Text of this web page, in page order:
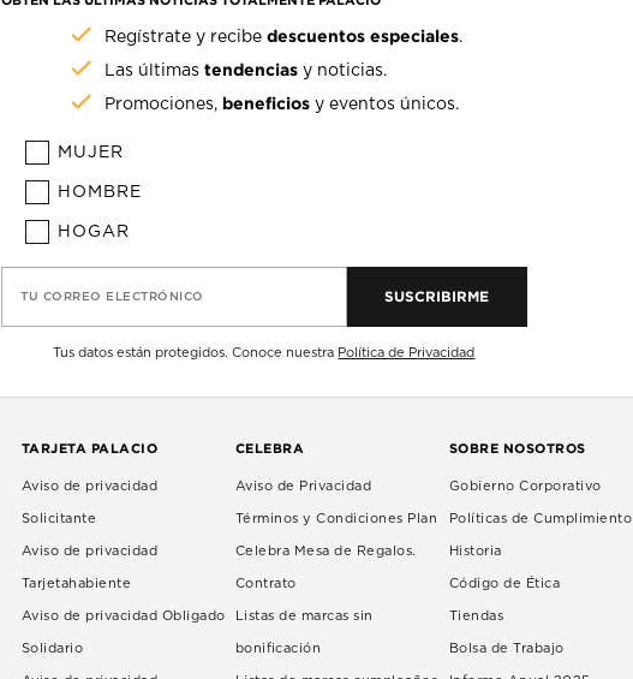
Regístrate y recibedescuentos especiales.
Las últimastendencias y noticias.
Promociones, beneficios y eventos únicos.
MUJER
HOMBRE
HOGAR
TU CORREO ELECTRÓNICO SUSCRIBIRME
Tus datos están protegidos. Conoce nuestra Política de Privacidad
TARJETA PALACIO
Aviso de privacidad
Solicitante
Aviso de privacidad
Tarjetahabiente
Aviso de privacidad Obligado
Solidario
CELEBRA
Aviso de Privacidad
Términos y Condiciones Plan
Celebra Mesa de Regalos.
Contrato
Listas de marcas sin
bonificación
SOBRE NOSOTROS
Gobierno Corporativo
Políticas de Cumplimiento
Historia
Código de Ética
Tiendas
Bolsa de Trabajo